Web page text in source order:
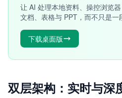
让 AI 处理本地资料、操控浏览
文档、表格与 PPT，而不只是一
下载桌面版
双层架构：实时与深